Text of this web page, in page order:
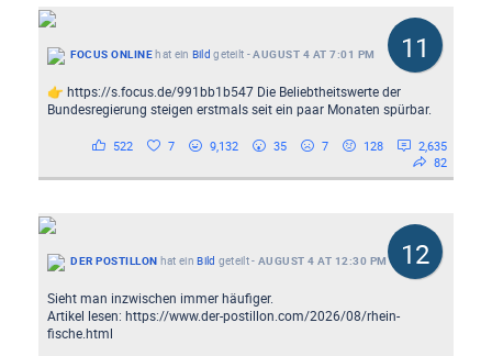
11
FOCUS ONLINEhat ein Bild geteilt -AUGUST 4 AT 7:01 PM
👉 https://s.focus.de/991bb1b547 Die Beliebtheitswerte der
Bundesregierung steigen erstmals seit ein paar Monaten spürbar.
522 7 9,132 35 7 128
2,635
82
12
DER POSTILLON hat ein Bild geteilt- AUGUST 4 AT 12:30 PM
Sieht man inzwischen immer häufiger.
Artikel lesen: https://www.der-postillon.com/2026/08/rhein-
fische.html